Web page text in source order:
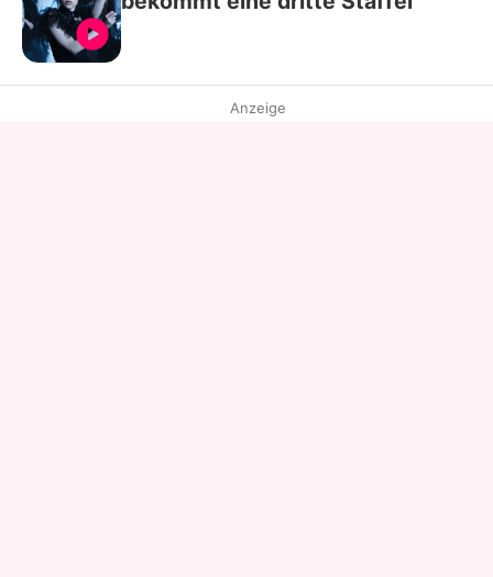
Anzeige